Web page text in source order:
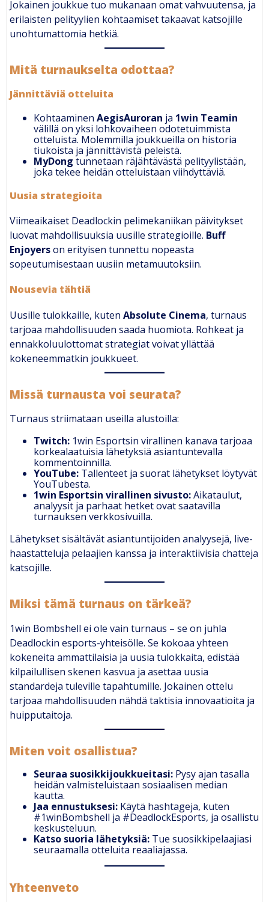
Jokainen joukkue tuo mukanaan omat vahvuutensa, ja
erilaisten pelityylien kohtaamiset takaavat katsojille
unohtumattomia hetkiä.
Mitä turnaukselta odottaa?
Jännittäviä otteluita
Kohtaaminen AegisAuroran ja 1win Teamin
välillä on yksi lohkovaiheen odotetuimmista
otteluista. Molemmilla joukkueilla on historia
tiukoista ja jännittävistä peleistä.
MyDongtunnetaan räjähtävästä pelityylistään,
joka tekee heidän otteluistaan viihdyttäviä.
Uusia strategioita
Viimeaikaiset Deadlockin pelimekaniikan päivitykset
luovat mahdollisuuksia uusille strategioille. Buff
Enjoyerson erityisen tunnettu nopeasta
sopeutumisestaan uusiin metamuutoksiin.
Nousevia tähtiä
Uusille tulokkaille, kuten Absolute Cinema, turnaus
tarjoaa mahdollisuuden saada huomiota. Rohkeat ja
ennakkoluulottomat strategiat voivat yllättää
kokeneemmatkin joukkueet.
Missä turnausta voi seurata?
Turnaus striimataan useilla alustoilla:
Twitch: 1win Esportsin virallinen kanava tarjoaa
korkealaatuisia lähetyksiä asiantuntevalla
kommentoinnilla.
YouTube: Tallenteet ja suorat lähetykset löytyvät
YouTubesta.
1win Esportsin virallinen sivusto:Aikataulut,
analyysit ja parhaat hetket ovat saatavilla
turnauksen verkkosivuilla.
Lähetykset sisältävät asiantuntijoiden analyysejä, live-
haastatteluja pelaajien kanssa ja interaktiivisia chatteja
katsojille.
Miksi tämä turnaus on tärkeä?
1win Bombshell ei ole vain turnaus – se on juhla
Deadlockin esports-yhteisölle. Se kokoaa yhteen
kokeneita ammattilaisia ja uusia tulokkaita, edistää
kilpailullisen skenen kasvua ja asettaa uusia
standardeja tuleville tapahtumille. Jokainen ottelu
tarjoaa mahdollisuuden nähdä taktisia innovaatioita ja
huipputaitoja.
Miten voit osallistua?
Seuraa suosikkijoukkueitasi: Pysy ajan tasalla
heidän valmisteluistaan sosiaalisen median
kautta.
Jaa ennustuksesi: Käytä hashtageja, kuten
#1winBombshell ja #DeadlockEsports, ja osallistu
keskusteluun.
Katso suoria lähetyksiä: Tue suosikkipelaajiasi
seuraamalla otteluita reaaliajassa.
Yhteenveto